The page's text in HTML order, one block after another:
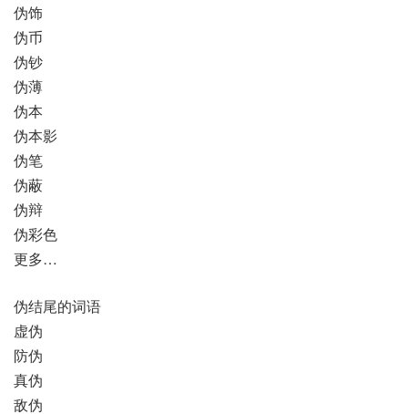
伪饰
伪币
伪钞
伪薄
伪本
伪本影
伪笔
伪蔽
伪辩
伪彩色
更多…
伪结尾的词语
虚伪
防伪
真伪
敌伪